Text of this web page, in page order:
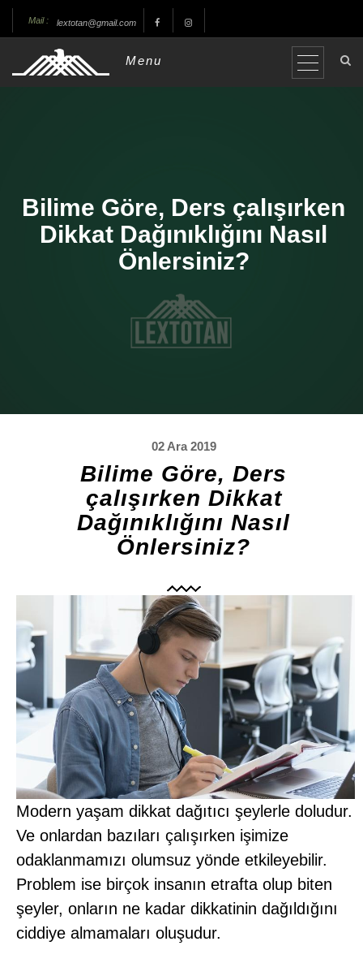
Mail : lextotan@gmail.com
Menu
Bilime Göre, Ders çalışırken
Dikkat Dağınıklığını Nasıl
Önlersiniz?
02 Ara 2019
Bilime Göre, Ders
çalışırken Dikkat
Dağınıklığını Nasıl
Önlersiniz?
Modern yaşam dikkat dağıtıcı şeylerle doludur.
Ve onlardan bazıları çalışırken işimize
odaklanmamızı olumsuz yönde etkileyebilir.
Problem ise birçok insanın etrafta olup biten
şeyler, onların ne kadar dikkatinin dağıldığını
ciddiye almamaları oluşudur.